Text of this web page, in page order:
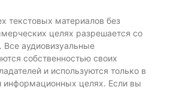
текстовых материалов без
целях разрешается со
. Все аудиовизуальные
собственностью своих
и используются только в
информационных целях. Если вы